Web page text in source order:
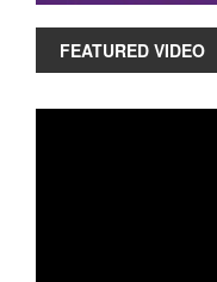
FEATURED VIDEO